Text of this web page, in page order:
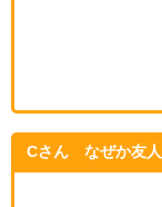
Cさん なぜか友人